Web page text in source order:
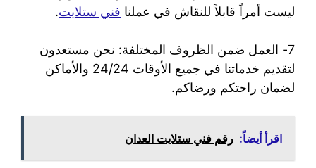
ليست أمراً قابلاً للنقاش في عملنا فني ستلايت.
7- العمل ضمن الظروف المختلفة: نحن مستعدون
لتقديم خدماتنا في جميع الأوقات 24/24 والأماكن
لضمان راحتكم ورضاكم.
اقرأ أيضاً: رقم فني ستلايت العدان